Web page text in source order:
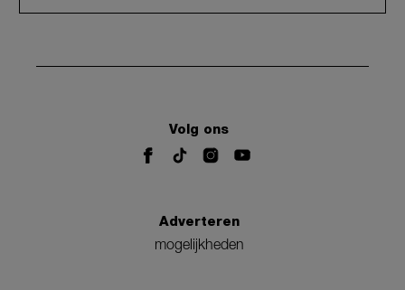
Volg ons
Adverteren
mogelijkheden